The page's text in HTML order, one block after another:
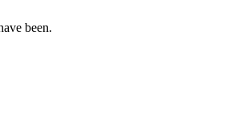
been.